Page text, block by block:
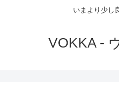
いまより少し
VOKKA -